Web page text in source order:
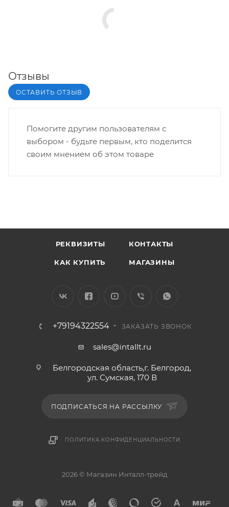
Отзывы
ОСТАВИТЬ ОТЗЫВ
Помогите другим пользователям с
выбором - будьте первым, кто поделится
своим мнением об этом товаре
РЕКВИЗИТЫ КОНТАКТЫ
КАК КУПИТЬ МАГАЗИНЫ
+79194322554 ЗАКАЗАТЬ ЗВОНОК
sales@intallt.ru
Белгородская область,г. Белгород,
ул. Сумская, 170 В
ПОДПИСАТЬСЯ НА РАССЫЛКУ
ПОЛИТИКА КОНФИДЕНЦИАЛЬНОСТИ
2026 © Магазин Инталл-трейд